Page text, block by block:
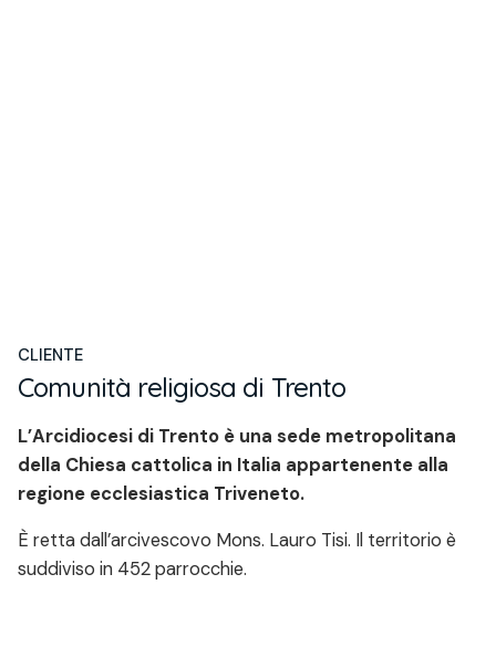
CLIENTE
Comunità religiosa di Trento
L’Arcidiocesi di Trento è una sede metropolitana
della Chiesa cattolica in Italia appartenente alla
regione ecclesiastica Triveneto.
È retta dall’arcivescovo Mons. Lauro Tisi. Il territorio è
suddiviso in 452 parrocchie.